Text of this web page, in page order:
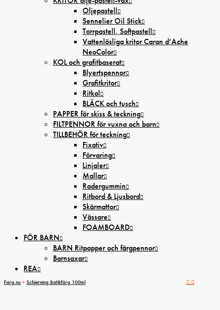
Oljepastell
Sennelier Oil Stick
Torrpastell, Softpastell
Vattenlösliga kritor Caran d’Ache
NeoColor
KOL och grafitbaserat
Blyertspennor
Grafitkritor
Ritkol
BLÄCK och tusch
PAPPER för skiss & teckning
FILTPENNOR för vuxna och barn
TILLBEHÖR för teckning
Fixativ
Förvaring
Linjaler
Mallar
Radergummin
Ritbord & Ljusbord
Skärmattor
Vässare
FOAMBOARD
FÖR BARN
BARN Ritpapper och färgpennor
Barnsaxar
REA
Farg.nu > Schjerning Batikfärg 100ml